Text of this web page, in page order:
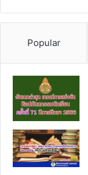
Popular